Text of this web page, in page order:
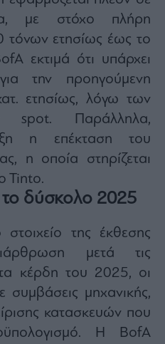
με στόχο πλήρη
ετησίως έως το
εκτιμά ότι υπάρχει
την προηγούμενη
ετησίως, λόγω των
spot. Παράλληλα,
η επέκταση του
η οποία στηρίζεται
Tinto.
δύσκολο 2025
της έκθεσης
μετά τις
τα κέρδη του 2025, οι
συμβάσεις μηχανικής,
κατασκευών που
Η BofA